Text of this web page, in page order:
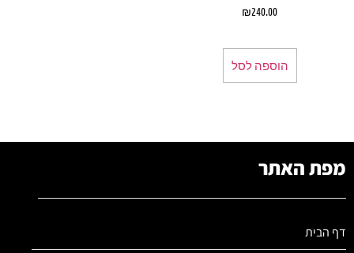
₪240.00
הוספה לסל
מפת האתר
דף הבית